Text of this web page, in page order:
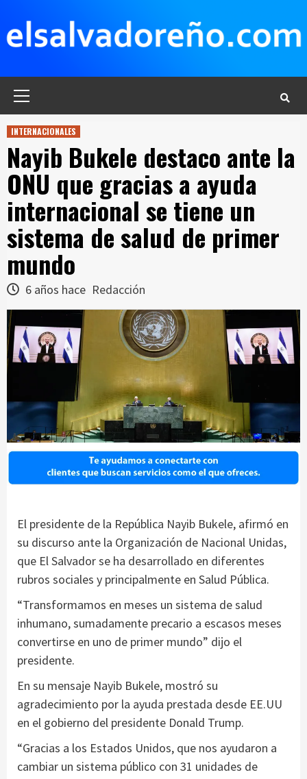
contenido
INTERNACIONALES
Nayib Bukele destaco ante la
ONU que gracias a ayuda
internacional se tiene un
sistema de salud de primer
mundo
6 años hace Redacción
El presidente de la República Nayib Bukele, afirmó en
su discurso ante la Organización de Nacional Unidas,
que El Salvador se ha desarrollado en diferentes
rubros sociales y principalmente en Salud Pública.
“Transformamos en meses un sistema de salud
inhumano, sumadamente precario a escasos meses
convertirse en uno de primer mundo” dijo el
presidente.
En su mensaje Nayib Bukele, mostró su
agradecimiento por la ayuda prestada desde EE.UU
en el gobierno del presidente Donald Trump.
“Gracias a los Estados Unidos, que nos ayudaron a
cambiar un sistema público con 31 unidades de